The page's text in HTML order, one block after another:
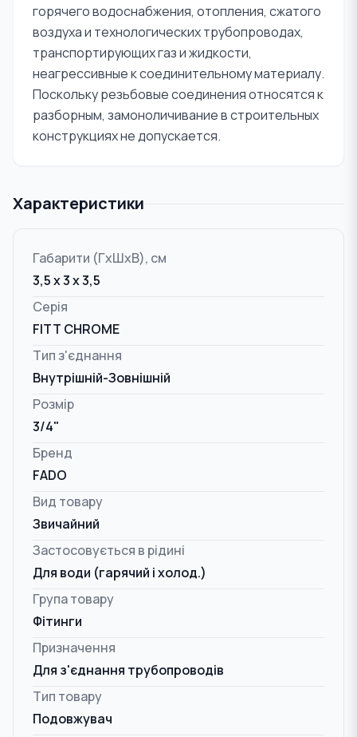
горячего водоснабжения, отопления, сжатого
воздуха и технологических трубопроводах,
транспортирующих газ и жидкости,
неагрессивные к соединительному материалу.
Поскольку резьбовые соединения относятся к
разборным, замоноличивание в строительных
конструкциях не допускается.
Характеристики
Габарити (ГxШxВ), см
3,5 x 3 x 3,5
Серія
FITT CHROME
Тип з'єднання
Внутрішній-Зовнішній
Розмір
3/4"
Бренд
FADO
Вид товару
Звичайний
Застосовується в рідині
Для води (гарячий і холод.)
Група товару
Фітинги
Призначення
Для з'єднання трубопроводів
Тип товару
Подовжувач